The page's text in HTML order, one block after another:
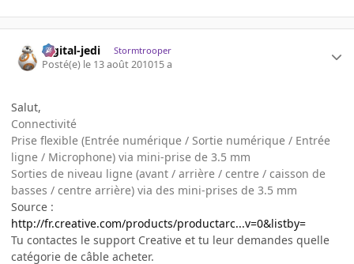
digital-jedi Stormtrooper
Posté(e) le 13 août 201015 a
Salut,
Connectivité
Prise flexible (Entrée numérique / Sortie numérique / Entrée
ligne / Microphone) via mini-prise de 3.5 mm
Sorties de niveau ligne (avant / arrière / centre / caisson de
basses / centre arrière) via des mini-prises de 3.5 mm
Source :
http://fr.creative.com/products/productarc...v=0&listby=
Tu contactes le support Creative et tu leur demandes quelle
catégorie de câble acheter.